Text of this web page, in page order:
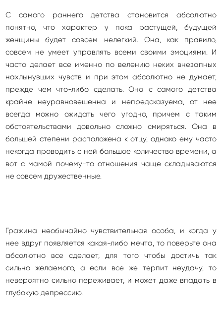
С самого раннего детства становится абсолютно
понятно, что характер у пока растущей, будущей
женщины будет совсем нелегкий. Она, как правило,
совсем не умеет управлять всеми своими эмоциями. И
часто делает все именно по велению неких внезапных
нахлынувших чувств и при этом абсолютно не думает,
прежде чем что-либо сделать. Она с самого детства
крайне неуравновешенна и непредсказуема, от нее
всегда можно ожидать чего угодно, причем с таким
обстоятельствами довольно сложно смиряться. Она в
большей степени расположена к отцу, однако ему часто
некогда проводить с ней большое количество времени, а
вот с мамой почему-то отношения чаще складываются
не совсем дружественные.
Гражина необычайно чувствительная особа, и когда у
нее вдруг появляется какая-либо мечта, то поверьте она
абсолютно все сделает, для того чтобы достичь так
сильно желаемого, а если все же терпит неудачу, то
невероятно сильно переживает, и может даже впадать в
глубокую депрессию.